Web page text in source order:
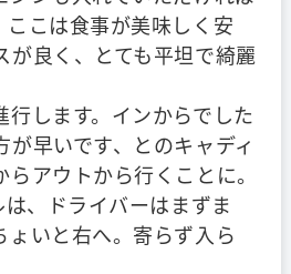
ここは食事が美味しく安
が良く、とても平坦で綺麗
します。インからでした
が早いです、とのキャディ
アウトから行くことに。
、ドライバーはまずま
ょいと右へ。寄らず入ら